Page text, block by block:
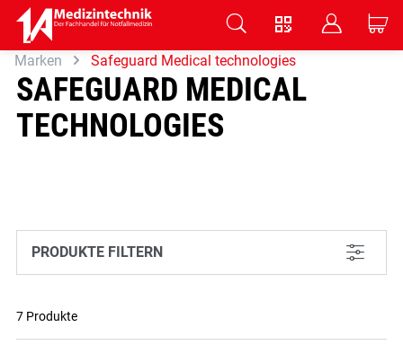
Zum Hauptinhalt springen
V B C
Marken Safeguard Medical technologies
SAFEGUARD MEDICAL
TECHNOLOGIES
PRODUKTE FILTERN L
7 Produkte